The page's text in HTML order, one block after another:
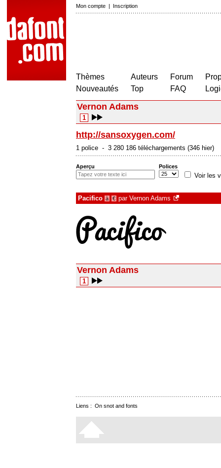
Mon compte | Inscription
Thèmes
Nouveautés
Auteurs
Top
Forum
FAQ
Vernon Adams
1
http://sansoxygen.com/
1 police - 3 280 186 téléchargements (346 hier)
Aperçu Polices
Voir les
Pacifico à € par Vernon Adams
Vernon Adams
1
Liens : On snot and fonts